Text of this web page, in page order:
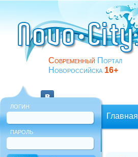
Современный Портал
Новороссийска 16+
ЛОГИН
ПАРОЛЬ
Главная